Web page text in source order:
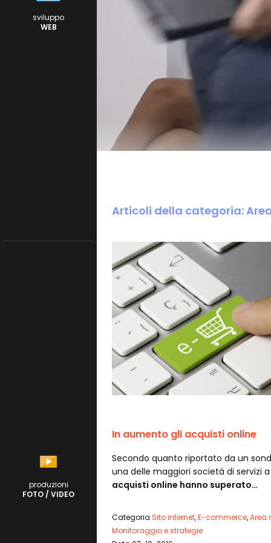
sviluppo
WEB
produzioni
FOTO / VIDEO
Articoli della categoria:
In aumento gli acquisti online
Secondo quanto riportato da un
una delle maggiori società di servizi
acquisti online hanno superato…
Categoria Sito internet,E-commerce,Area
Monitoraggio e strategie